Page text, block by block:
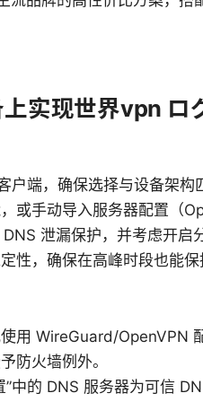
实现世界vpn ロ
户端，确保选择与设备架构
或手动导入服务器配置（
泄漏保护，并考虑开启
性，确保在高峰时段也能保
用 WireGuard/OpenVPN
防火墙例外。
中的 DNS 服务器为可信